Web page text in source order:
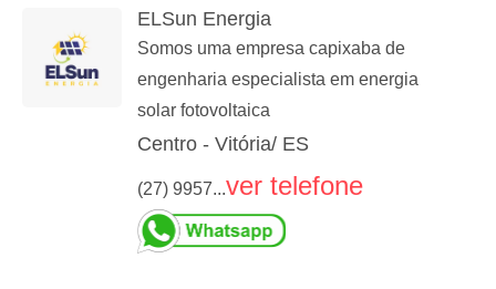
ELSun Energia
Somos uma empresa capixaba de
engenharia especialista em energia
solar fotovoltaica
Centro - Vitória/ ES
(27) 9957...ver telefone